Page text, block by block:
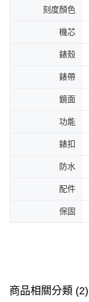
刻度顏色
機芯
錶殼
錶帶
鏡面
功能
錶扣
防水
配件
保固
商品相關分類 (2)